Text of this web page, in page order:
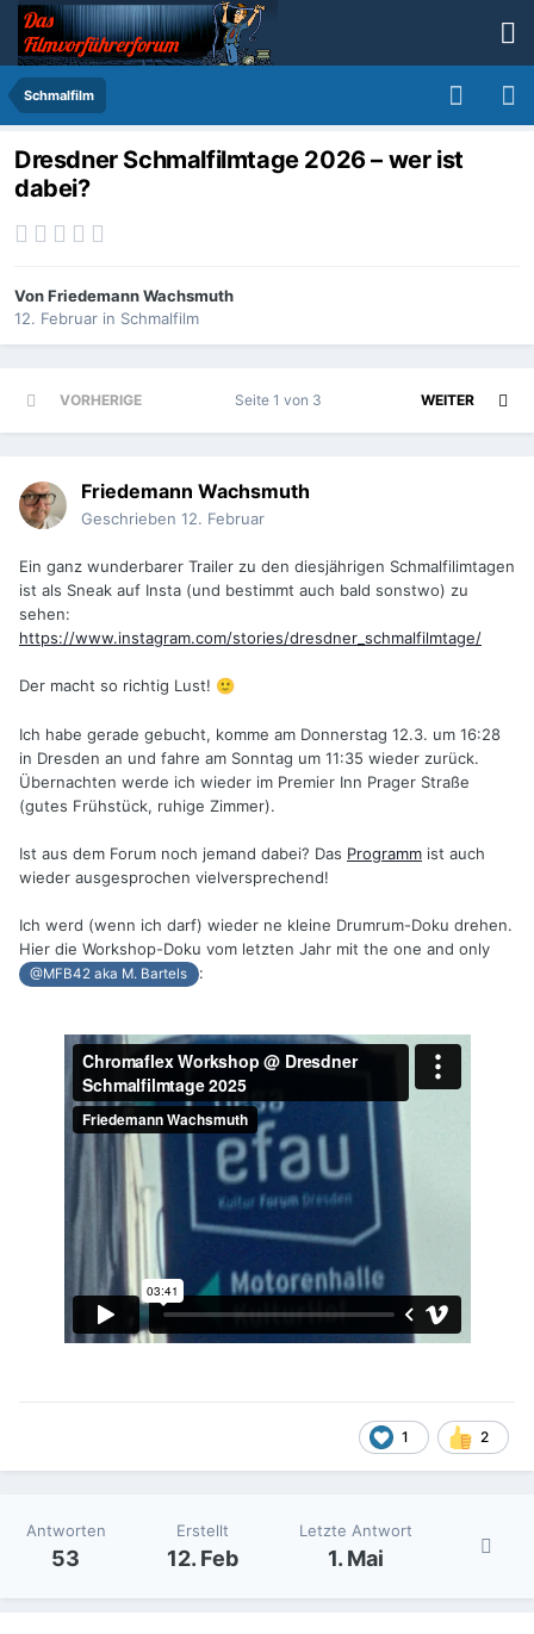
Schmalfilm
Dresdner Schmalfilmtage 2026 – wer ist
dabei?
VonFriedemann Wachsmuth
12. Februar in Schmalfilm
VORHERIGE WEITER
Seite 1 von 3
Friedemann Wachsmuth
Geschrieben 12. Februar
Ein ganz wunderbarer Trailer zu den diesjährigen Schmalfilimtagen
ist als Sneak auf Insta (und bestimmt auch bald sonstwo) zu
sehen:
https://www.instagram.com/stories/dresdner_schmalfilmtage/
Der macht so richtig Lust! 🙂
Ich habe gerade gebucht, komme am Donnerstag 12.3. um 16:28
in Dresden an und fahre am Sonntag um 11:35 wieder zurück.
Übernachten werde ich wieder im Premier Inn Prager Straße
(gutes Frühstück, ruhige Zimmer).
Ist aus dem Forum noch jemand dabei? Das Programm ist auch
wieder ausgesprochen vielversprechend!
Ich werd (wenn ich darf) wieder ne kleine Drumrum-Doku drehen.
Hier die Workshop-Doku vom letzten Jahr mit the one and only
@MFB42 aka M. Bartels :
1 2
Antworten
53
Erstellt
12. Feb
Letzte Antwort
1. Mai